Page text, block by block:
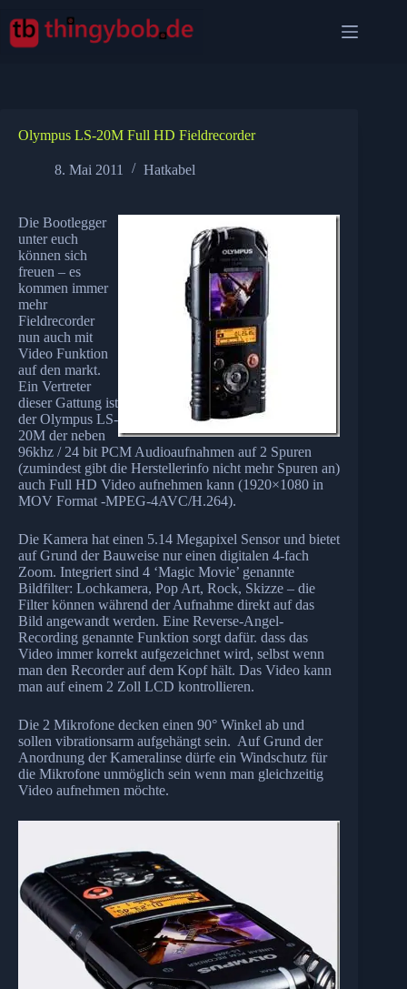
Inhalt
springen
Olympus LS-20M Full HD Fieldrecorder
8. Mai 2011 Hatkabel
Die Bootlegger
unter euch
können sich
freuen – es
kommen immer
mehr
Fieldrecorder
nun auch mit
Video Funktion
auf den markt.
Ein Vertreter
dieser Gattung ist
der Olympus LS-
20M der neben
96khz / 24 bit PCM Audioaufnahmen auf 2 Spuren
(zumindest gibt die Herstellerinfo nicht mehr Spuren an)
auch Full HD Video aufnehmen kann (1920×1080 in
MOV Format -MPEG-4AVC/H.264).
Die Kamera hat einen 5.14 Megapixel Sensor und bietet
auf Grund der Bauweise nur einen digitalen 4-fach
Zoom. Integriert sind 4 ‘Magic Movie’ genannte
Bildfilter: Lochkamera, Pop Art, Rock, Skizze – die
Filter können während der Aufnahme direkt auf das
Bild angewandt werden. Eine Reverse-Angel-
Recording genannte Funktion sorgt dafür. dass das
Video immer korrekt aufgezeichnet wird, selbst wenn
man den Recorder auf dem Kopf hält. Das Video kann
man auf einem 2 Zoll LCD kontrollieren.
Die 2 Mikrofone decken einen 90° Winkel ab und
sollen vibrationsarm aufgehängt sein. Auf Grund der
Anordnung der Kameralinse dürfe ein Windschutz für
die Mikrofone unmöglich sein wenn man gleichzeitig
Video aufnehmen möchte.